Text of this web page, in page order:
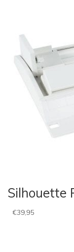
Silhouette
€39,95